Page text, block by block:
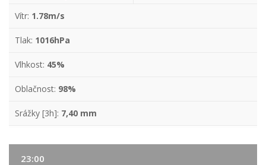
Vítr: 1.78m/s
Tlak: 1016hPa
Vlhkost: 45%
Oblačnost: 98%
Srážky [3h]: 7,40 mm
23:00